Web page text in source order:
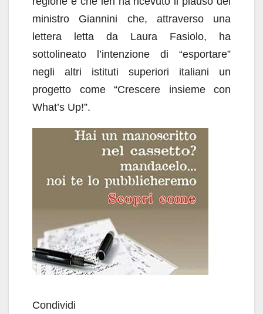
ministro Giannini che, attraverso una
lettera letta da Laura Fasiolo, ha
sottolineato l’intenzione di “esportare”
negli altri istituti superiori italiani un
progetto come “Crescere insieme con
What’s Up!”.
Condividi